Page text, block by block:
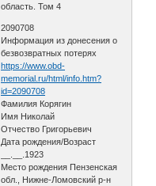
область. Том 4
2090708
Информация из донесения о
безвозвратных потерях
https://www.obd-
memorial.ru/html/info.htm?
id=2090708
Фамилия Корягин
Имя Николай
Отчество Григорьевич
Дата рождения/Возраст
__.__.1923
Место рождения Пензенская
обл., Нижне-Ломовский р-н